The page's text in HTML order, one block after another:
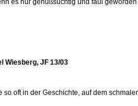
es nur genußsüchtig und faul geworden
Wiesberg, JF 13/03
oft in der Geschichte, auf dem